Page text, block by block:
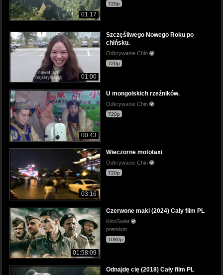
01:17
720p
01:00
Szczęśliwego Nowego Roku po
chińsku.
Odkrywanie Chin
720p
00:43
U mongolskich rzeźników.
Odkrywanie Chin
720p
03:16
Wieczorne mototaxi
Odkrywanie Chin
720p
01:58:09
Czerwone maki (2024) Cały film PL
KinoSwiat
premium
1080p
Odnajdę cię (2018) Cały film PL